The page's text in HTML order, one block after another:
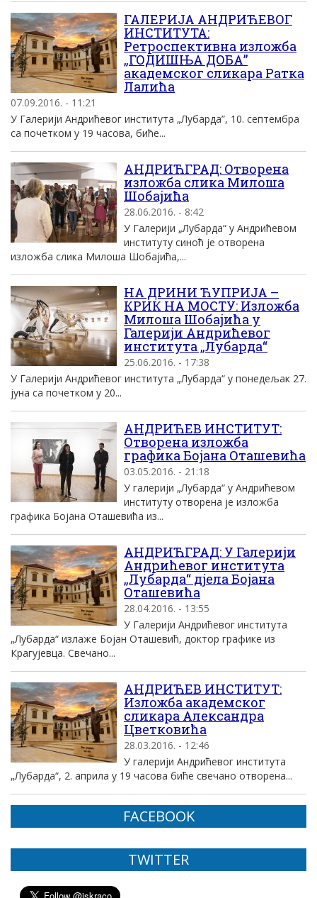
ГАЛЕРИЈА АНДРИЋЕВОГ
ИНСТИТУТА:
Ретроспективна изложба
„ГОДИШЊА ДОБА”
академског сликара Ратка
Лалића
07.09.2016. - 11:21
У Галерији Андрићевог института „Лубарда”, 10. септембра
са почетком у 19 часова, биће...
АНДРИЋГРАД: Отворена
изложба слика Милоша
Шобајића
28.06.2016. - 8:42
У Галерији „Лубарда“ у Андрићевом
институту синоћ је отворена
изложба слика Милоша Шобајића,...
НА ДРИНИ ЋУПРИЈА –
КРИК НА МОСТУ: Изложба
Милоша Шобајића у
Галерији Андрићевог
института „Лубарда“
25.06.2016. - 17:38
У Галерији Андрићевог института „Лубарда“ у понедељак 27.
јуна са почетком у 20...
АНДРИЋЕВ ИНСТИТУТ:
Отворена изложба
графика Бојана Оташевића
03.05.2016. - 21:18
У галерији „Лубарда“ у Андрићевом
институту отворена је изложба
графика Бојана Оташевића из...
АНДРИЋГРАД: У Галерији
Андрићевог института
„Лубарда“ дјела Бојана
Оташевића
28.04.2016. - 13:55
У Галерији Андрићевог института
„Лубарда“ излаже Бојан Оташевић, доктор графике из
Крагујевца. Свечано...
АНДРИЋЕВ ИНСТИТУТ:
Изложба академског
сликара Александра
Цветковића
28.03.2016. - 12:46
У галерији Андрићевог института
„Лубарда“, 2. априла у 19 часова биће свечано отворена...
FACEBOOK
TWITTER